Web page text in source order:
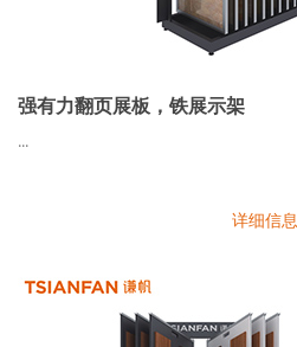
强有力翻页展板，铁展示架
...
详细信息